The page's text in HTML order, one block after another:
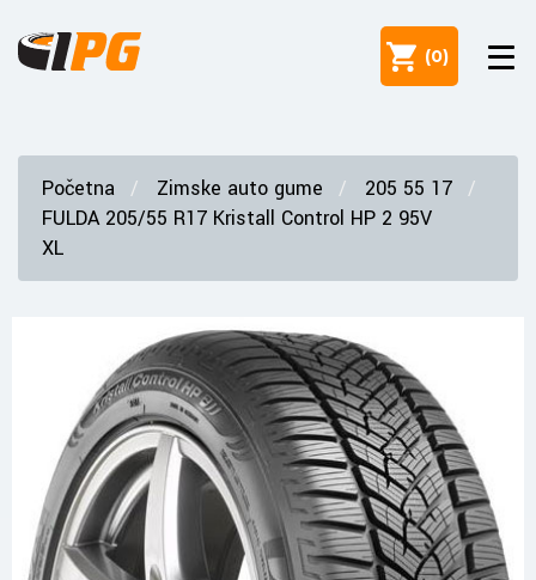
(0)
Početna Zimske auto gume
205 55 17
FULDA 205/55 R17 Kristall Control HP 2 95V
XL